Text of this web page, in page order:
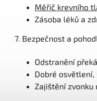
Měřič krevního
Zásoba léků a
7. Bezpečnost a
Odstranění
Dobré osvětlení,
Zajištění zvonku